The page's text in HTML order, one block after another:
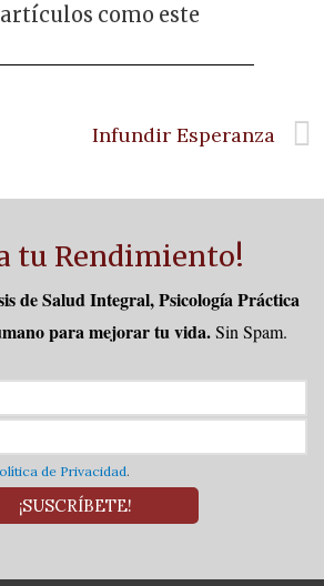
como este
Infundir Esperanza
tu Rendimiento!
de Salud Integral, Psicología Práctica
para mejorar tu vida. Sin Spam.
de Privacidad.
¡SUSCRÍBETE!